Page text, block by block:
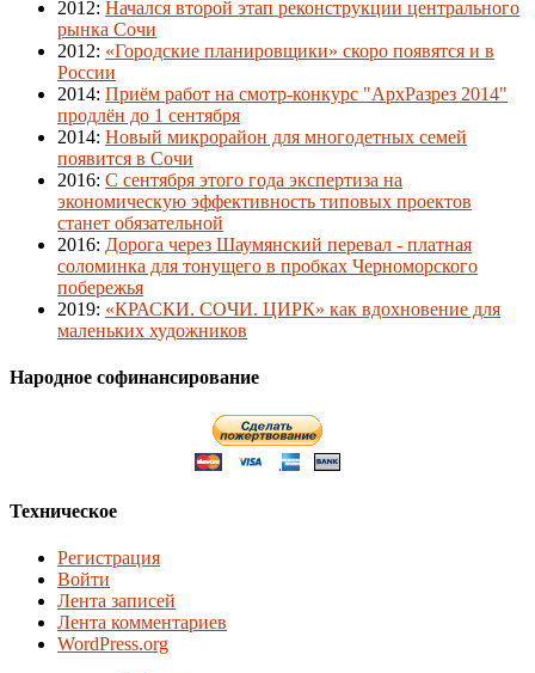
2012: Начался второй этап реконструкции центрального
рынка Сочи
2012: «Городские планировщики» скоро появятся и в
России
2014: Приём работ на смотр-конкурс "АрхРазрез 2014"
продлён до 1 сентября
2014: Новый микрорайон для многодетных семей
появится в Сочи
2016: С сентября этого года экспертиза на
экономическую эффективность типовых проектов
станет обязательной
2016: Дорога через Шаумянский перевал - платная
соломинка для тонущего в пробках Черноморского
побережья
2019: «КРАСКИ. СОЧИ. ЦИРК» как вдохновение для
маленьких художников
Народное софинансирование
Техническое
Регистрация
Войти
Лента записей
Лента комментариев
WordPress.org